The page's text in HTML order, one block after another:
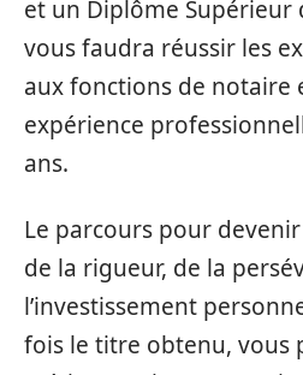
et un Diplôme Supérieur
vous faudra réussir les
aux fonctions de notaire
expérience
ans.
Le parcours pour
de la rigueur, de la
l’investissement
fois le titre obtenu, vous